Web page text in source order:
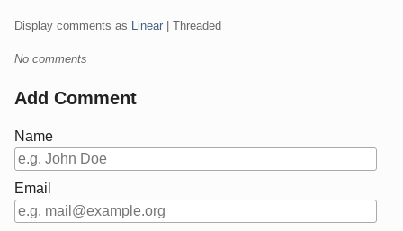
Display comments as Linear | Threaded
No comments
Add Comment
Name
Email